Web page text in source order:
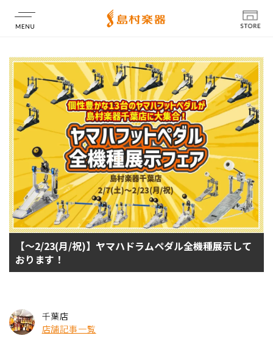
店舗情報
【～2/23(月/祝)】ヤマハドラムペダル全機種展示して
おります！
千葉店
店舗記事一覧